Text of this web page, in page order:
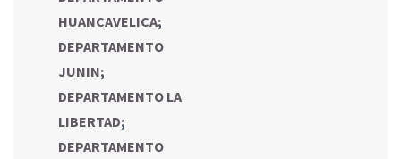
HUANCAVELICA;
DEPARTAMENTO
JUNIN;
DEPARTAMENTO LA
LIBERTAD;
DEPARTAMENTO